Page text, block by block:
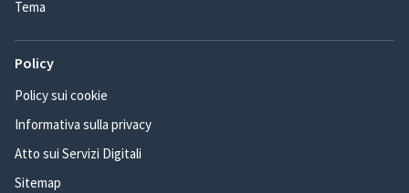
Tema
Policy
Policy sui cookie
Informativa sulla privacy
Atto sui Servizi Digitali
Sitemap